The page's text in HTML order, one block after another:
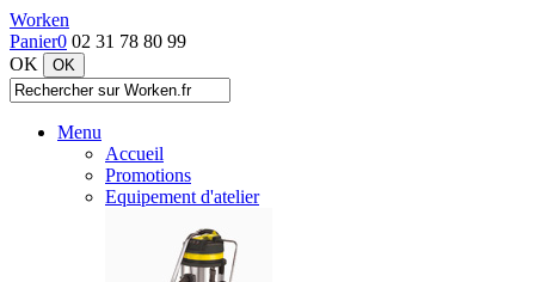
Worken
Panier0 02 31 78 80 99
OK
Menu
Accueil
Promotions
Equipement d'atelier